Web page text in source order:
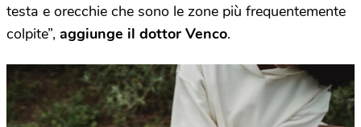
testa e orecchie che sono le zone più frequentemente
colpite”, aggiunge il dottor Venco.